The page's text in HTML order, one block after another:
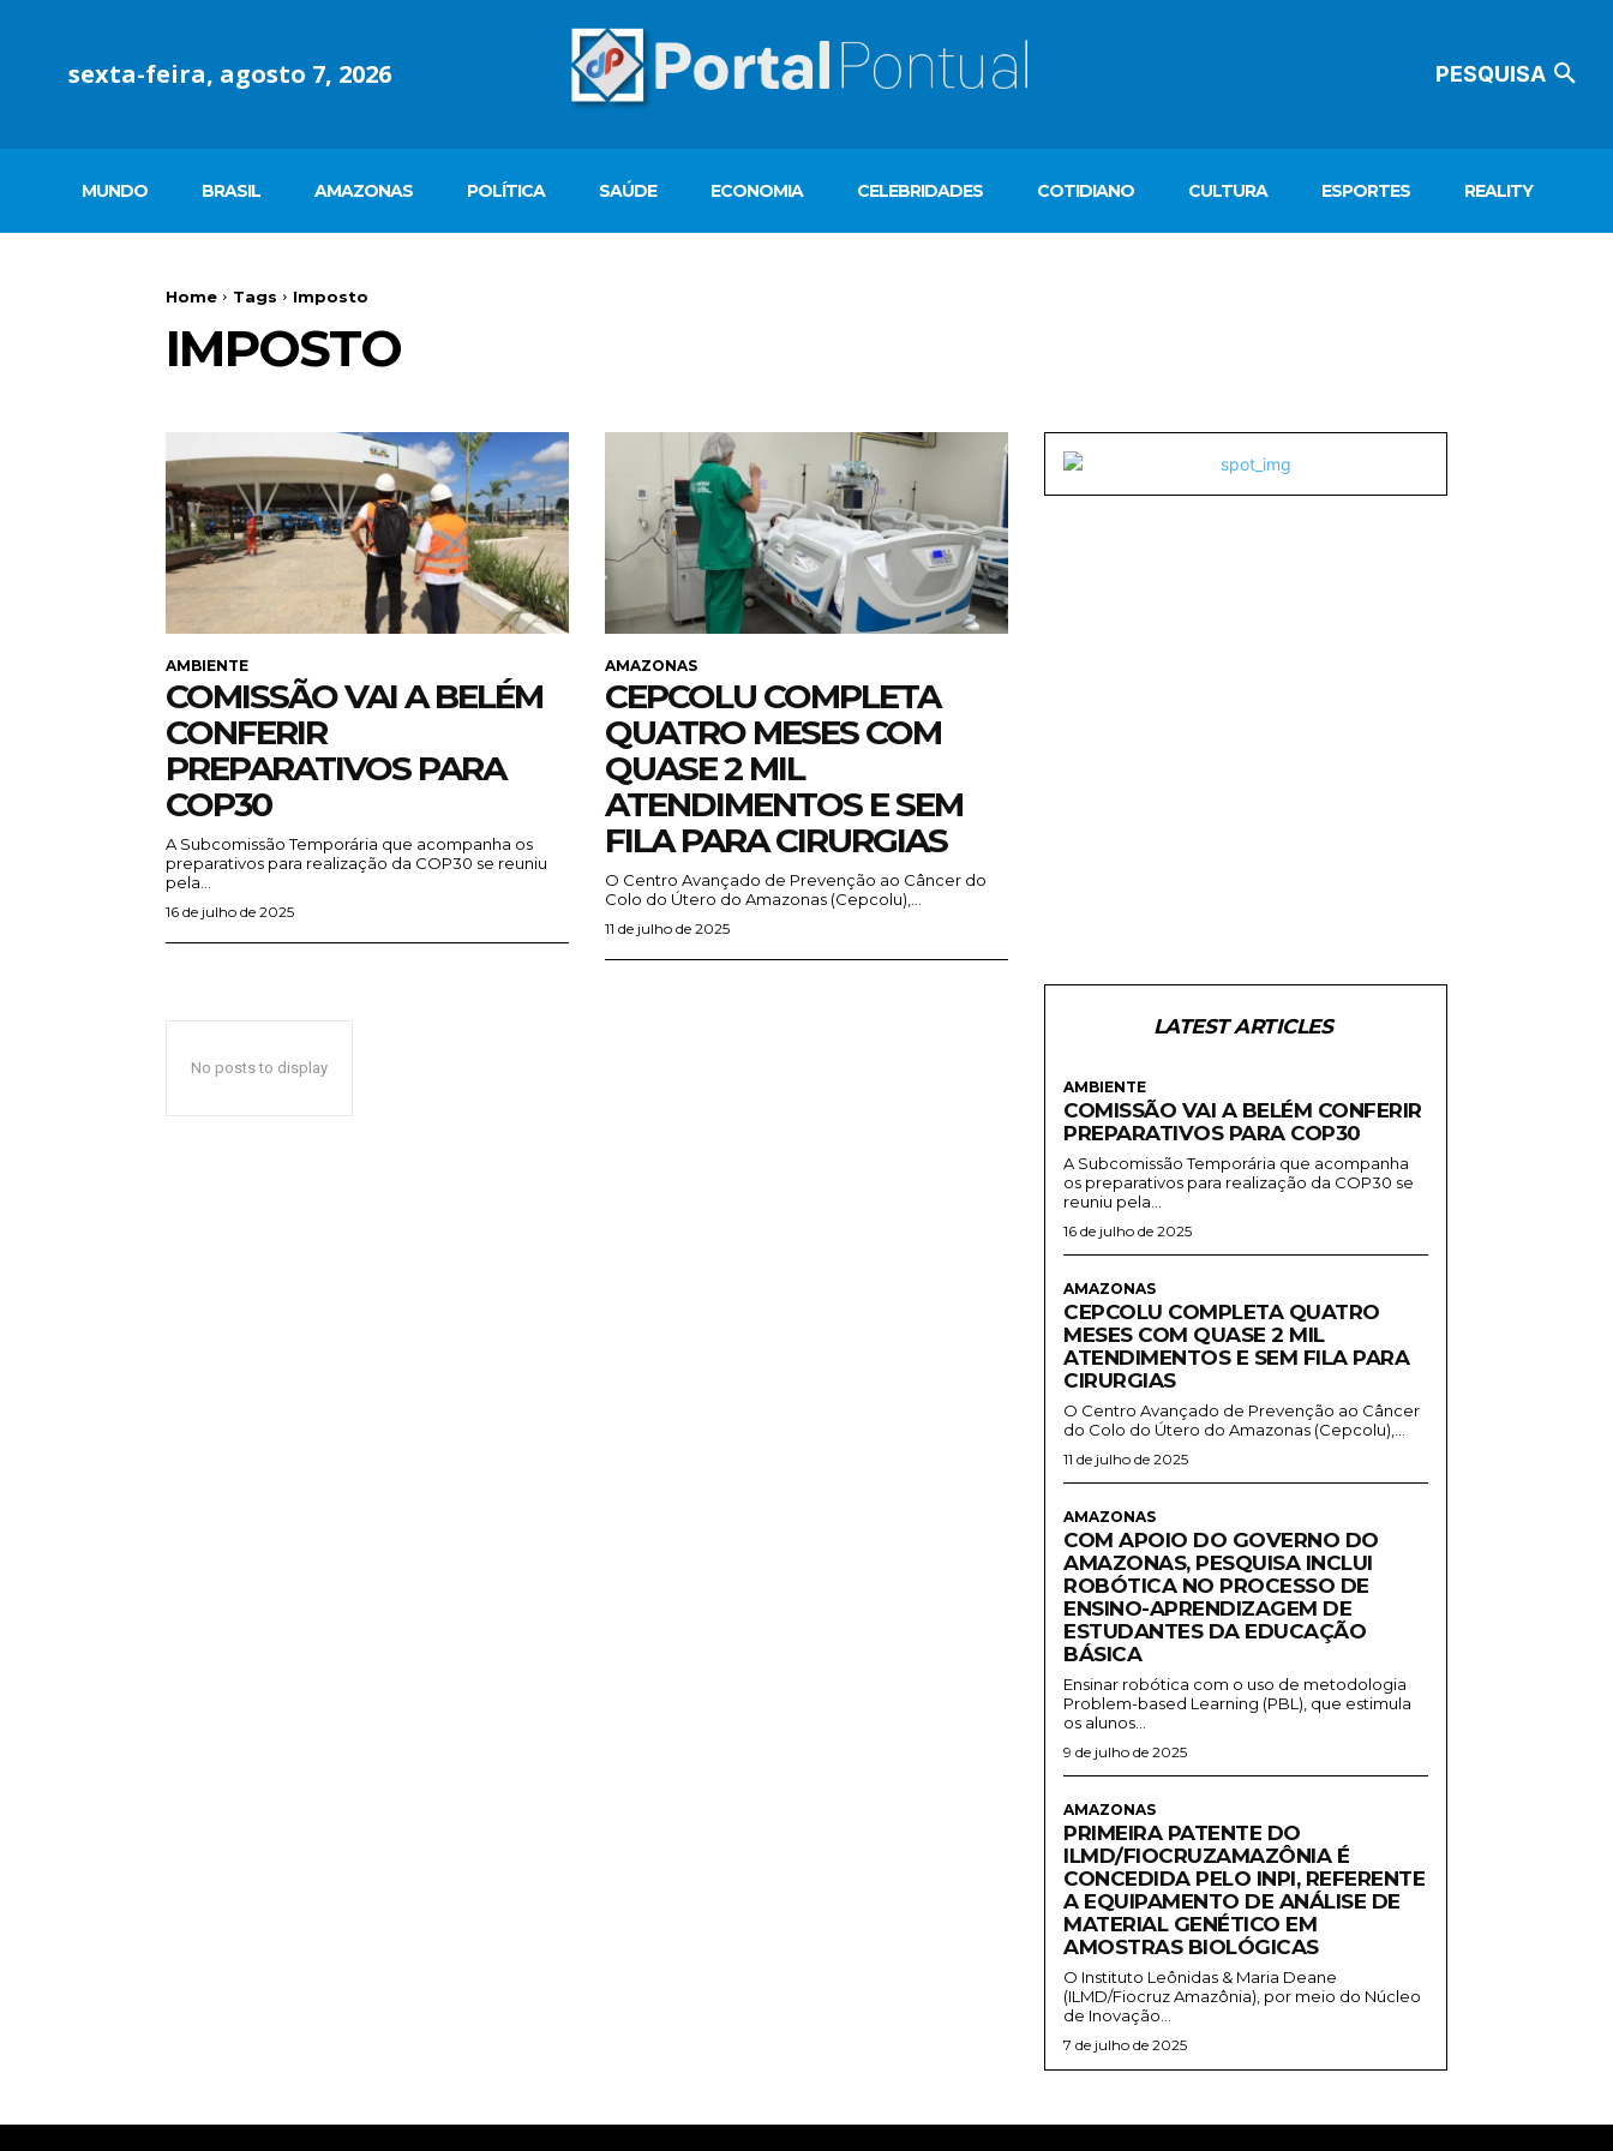
sexta-feira, agosto 7, 2026 PESQUISA
MUNDO BRASIL AMAZONAS POLÍTICA SAÚDE ECONOMIA CELEBRIDADES COTIDIANO CULTURA ESPORTES REALITY
Home Tags Imposto
IMPOSTO
AMBIENTE
COMISSÃO VAI A BELÉM
CONFERIR
PREPARATIVOS PARA
COP30
A Subcomissão Temporária que acompanha os
preparativos para realização da COP30 se reuniu
pela...
16 de julho de 2025
AMAZONAS
CEPCOLU COMPLETA
QUATRO MESES COM
QUASE 2 MIL
ATENDIMENTOS E SEM
FILA PARA CIRURGIAS
O Centro Avançado de Prevenção ao Câncer do
Colo do Útero do Amazonas (Cepcolu),...
11 de julho de 2025
No posts to display
LATEST ARTICLES
AMBIENTE
COMISSÃO VAI A BELÉM CONFERIR
PREPARATIVOS PARA COP30
A Subcomissão Temporária que acompanha
os preparativos para realização da COP30 se
reuniu pela...
16 de julho de 2025
AMAZONAS
CEPCOLU COMPLETA QUATRO
MESES COM QUASE 2 MIL
ATENDIMENTOS E SEM FILA PARA
CIRURGIAS
O Centro Avançado de Prevenção ao Câncer
do Colo do Útero do Amazonas (Cepcolu),...
11 de julho de 2025
AMAZONAS
COM APOIO DO GOVERNO DO
AMAZONAS, PESQUISA INCLUI
ROBÓTICA NO PROCESSO DE
ENSINO-APRENDIZAGEM DE
ESTUDANTES DA EDUCAÇÃO
BÁSICA
Ensinar robótica com o uso de metodologia
Problem-based Learning (PBL), que estimula
os alunos...
9 de julho de 2025
AMAZONAS
PRIMEIRA PATENTE DO
ILMD/FIOCRUZAMAZÔNIA É
CONCEDIDA PELO INPI, REFERENTE
A EQUIPAMENTO DE ANÁLISE DE
MATERIAL GENÉTICO EM
AMOSTRAS BIOLÓGICAS
O Instituto Leônidas & Maria Deane
(ILMD/Fiocruz Amazônia), por meio do Núcleo
de Inovação...
7 de julho de 2025